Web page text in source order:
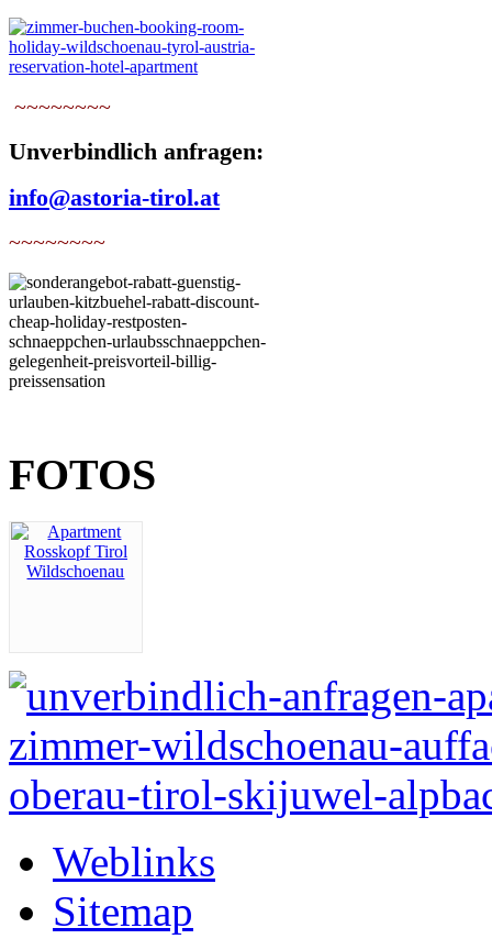
~~~~~~~~
Unverbindlich anfragen:
info@astoria-tirol.at
~~~~~~~~
FOTOS
Weblinks
Sitemap